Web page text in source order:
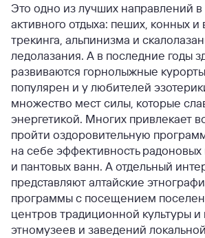
Это одно из лучших направлений в
активного отдыха: пеших, конных и
трекинга, альпинизма и
ледолазания. А в последние годы
развиваются горнолыжные
популярен и у любителей
множество мест силы, которые
энергетикой. Многих привлекает
пройти оздоровительную
на себе эффективность радоновых
и пантовых ванн. А отдельный
представляют алтайские
программы с посещением
центров традиционной культуры
этномузеев и заведений